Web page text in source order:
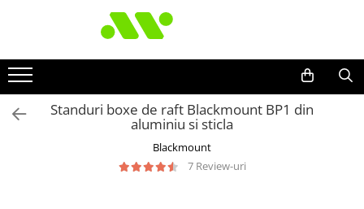
Standuri boxe de raft Blackmount BP1 din
aluminiu si sticla
Blackmount
7 Review-uri